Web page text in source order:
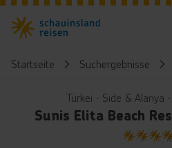
Startseite Suchergebnisse
Türkei ∙ Side & Alanya
Sunis Elita Beach
5